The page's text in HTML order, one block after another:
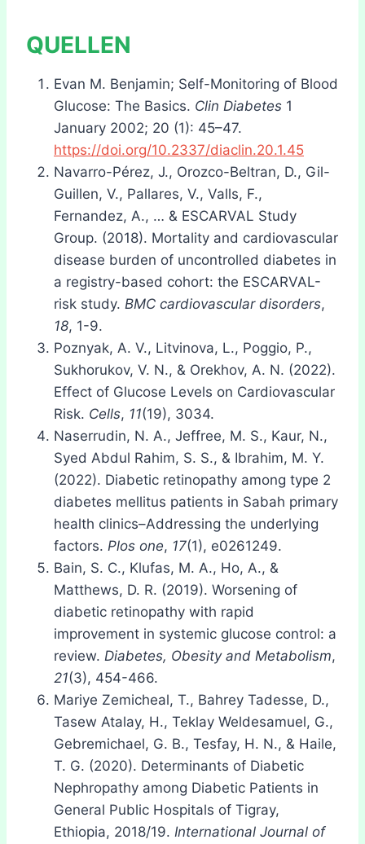
QUELLEN
Evan M. Benjamin; Self-Monitoring of Blood
Glucose: The Basics. Clin Diabetes 1
January 2002; 20 (1): 45–47.
https://doi.org/10.2337/diaclin.20.1.45
Navarro-Pérez, J., Orozco-Beltran, D., Gil-
Guillen, V., Pallares, V., Valls, F.,
Fernandez, A., … & ESCARVAL Study
Group. (2018). Mortality and cardiovascular
disease burden of uncontrolled diabetes in
a registry-based cohort: the ESCARVAL-
risk study. BMC cardiovascular disorders,
18, 1-9.
Poznyak, A. V., Litvinova, L., Poggio, P.,
Sukhorukov, V. N., & Orekhov, A. N. (2022).
Effect of Glucose Levels on Cardiovascular
Risk. Cells, 11(19), 3034.
Naserrudin, N. A., Jeffree, M. S., Kaur, N.,
Syed Abdul Rahim, S. S., & Ibrahim, M. Y.
(2022). Diabetic retinopathy among type 2
diabetes mellitus patients in Sabah primary
health clinics–Addressing the underlying
factors. Plos one, 17(1), e0261249.
Bain, S. C., Klufas, M. A., Ho, A., &
Matthews, D. R. (2019). Worsening of
diabetic retinopathy with rapid
improvement in systemic glucose control: a
review. Diabetes, Obesity and Metabolism,
21(3), 454-466.
Mariye Zemicheal, T., Bahrey Tadesse, D.,
Tasew Atalay, H., Teklay Weldesamuel, G.,
Gebremichael, G. B., Tesfay, H. N., & Haile,
T. G. (2020). Determinants of Diabetic
Nephropathy among Diabetic Patients in
General Public Hospitals of Tigray,
Ethiopia, 2018/19. International Journal of